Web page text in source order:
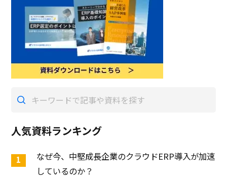
人気資料ランキング
なぜ今、中堅成長企業のクラウドERP導入が加速
しているのか？